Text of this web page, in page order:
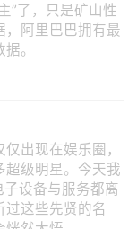
”了，只是矿山性
，阿里巴巴拥有最
。
出现在娱乐圈，
超级明星。今天我
设备与服务都离
这些先贤的名